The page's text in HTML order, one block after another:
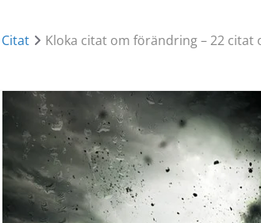
Citat Kloka citat om förändring – 22